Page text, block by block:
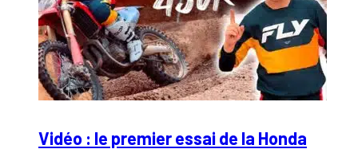
Vidéo : le premier essai de la Honda